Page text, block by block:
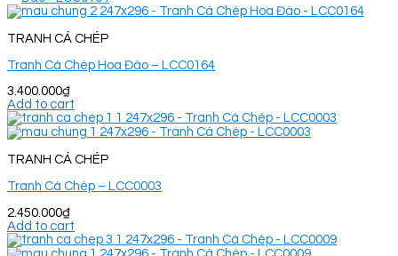
TRANH CÁ CHÉP
Tranh Cá Chép Hoa Đào – LCC0164
3.400.000₫
Add to cart
TRANH CÁ CHÉP
Tranh Cá Chép – LCC0003
2.450.000₫
Add to cart